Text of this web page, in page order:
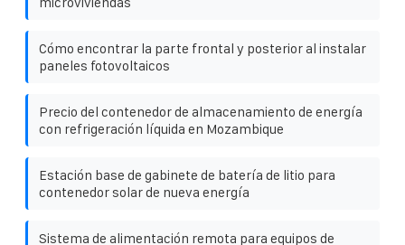
Cómo encontrar la parte frontal y posterior al instalar
paneles fotovoltaicos
Precio del contenedor de almacenamiento de energía
con refrigeración líquida en Mozambique
Estación base de gabinete de batería de litio para
contenedor solar de nueva energía
Sistema de alimentación remota para equipos de